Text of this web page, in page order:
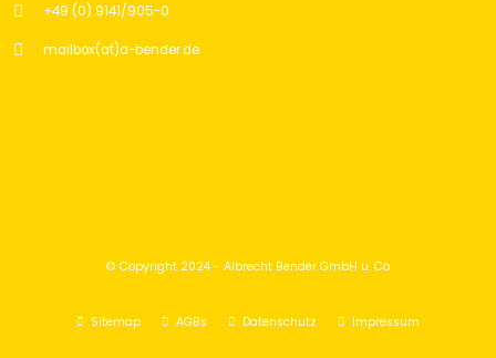
+49 (0) 9141/905-0
mailbox(at)a-bender.de
© Copyright 2024 - Albrecht Bender GmbH u. Co
Sitemap AGBs Datenschutz Impressum